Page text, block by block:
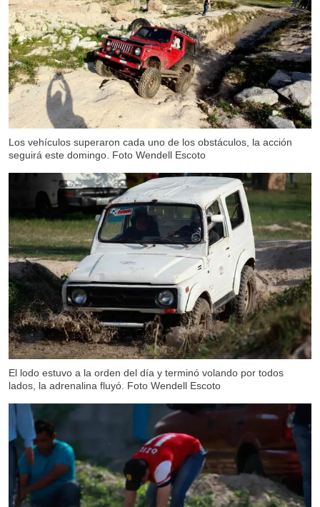
Los vehículos superaron cada uno de los obstáculos, la acción
seguirá este domingo. Foto Wendell Escoto
El lodo estuvo a la orden del día y terminó volando por todos
lados, la adrenalina fluyó. Foto Wendell Escoto